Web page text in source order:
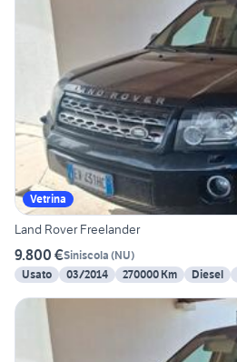
Vetrina
Land Rover Freelander
9.800 €Siniscola (NU)
Usato
03/2014 270000 Km Diesel